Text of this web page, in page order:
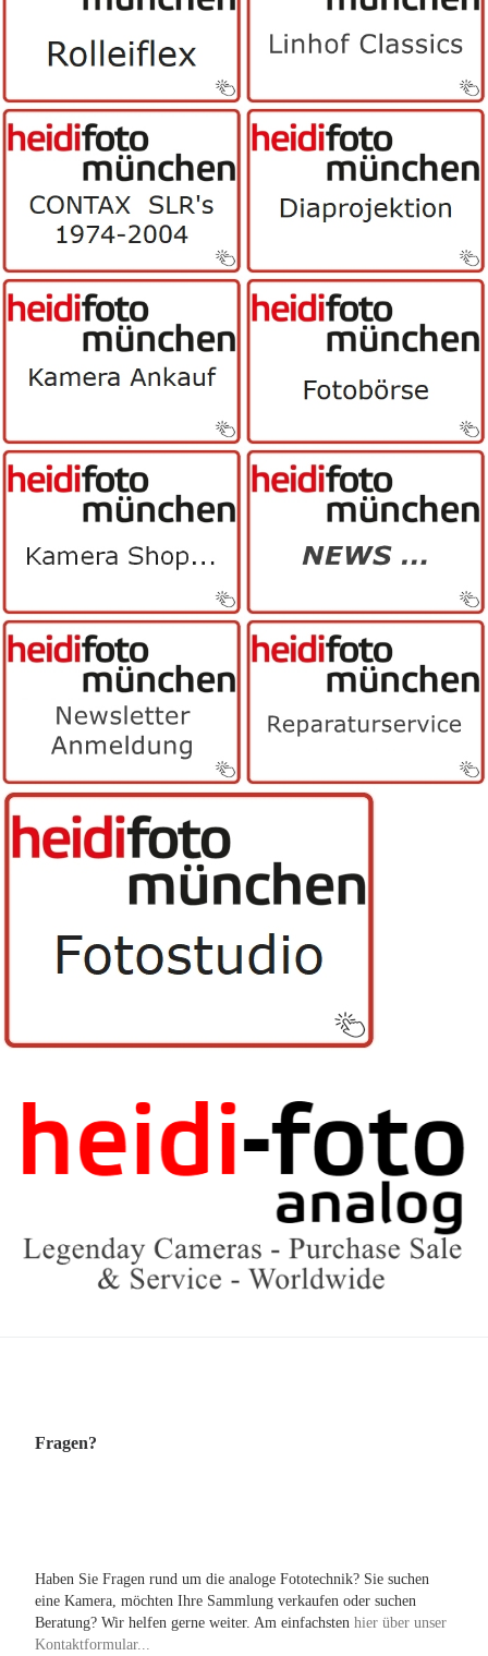
Fragen?
Haben Sie Fragen rund um die analoge Fototechnik? Sie suchen
eine Kamera, möchten Ihre Sammlung verkaufen oder suchen
Beratung? Wir helfen gerne weiter. Am einfachsten hier über unser
Kontaktformular...